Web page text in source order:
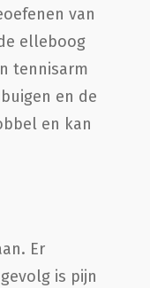
van
elleboog
tennisarm
en de
en kan
Er
is pijn